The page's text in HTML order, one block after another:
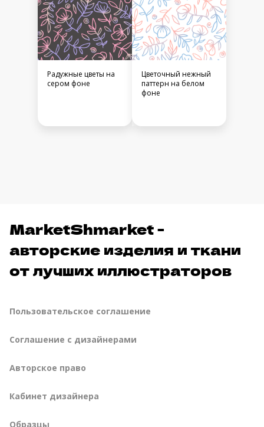
Радужные цветы на
сером фоне
Цветочный нежный
паттерн на белом
фоне
MarketShmarket -
авторские изделия и ткани
от лучших иллюстраторов
Пользовательское соглашение
Соглашение с дизайнерами
Авторское право
Кабинет дизайнера
Образцы